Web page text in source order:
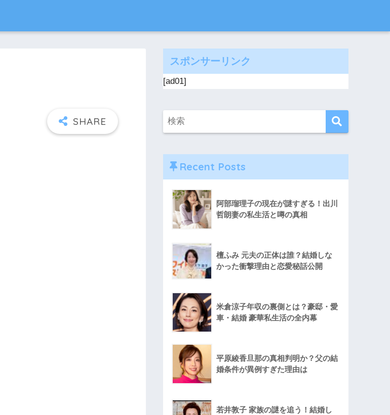
スポンサーリンク
[ad01]
Recent Posts
阿部瑠理子の現在が謎すぎる！出川
哲朗妻の私生活と噂の真相
檀ふみ 元夫の正体は誰？結婚しな
かった衝撃理由と恋愛秘話公開
米倉涼子年収の裏側とは？豪邸・愛
車・結婚 豪華私生活の全内幕
平原綾香旦那の真相判明か？父の結
婚条件が異例すぎた理由は
若井敦子 家族の謎を追う！結婚し